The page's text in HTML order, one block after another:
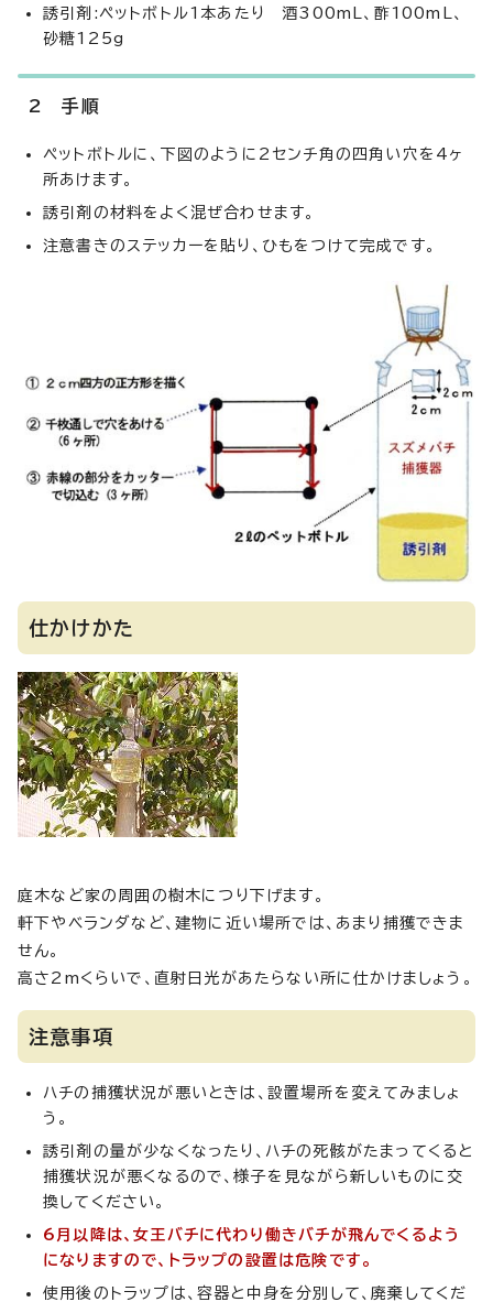
誘引剤:ペットボトル1本あたり 酒300mL、酢100mL、
砂糖125g
2 手順
ペットボトルに、下図のように2センチ角の四角い穴を4ヶ
所あけます。
誘引剤の材料をよく混ぜ合わせます。
注意書きのステッカーを貼り、ひもをつけて完成です。
仕かけかた
庭木など家の周囲の樹木につり下げます。
軒下やベランダなど、建物に近い場所では、あまり捕獲できま
せん。
高さ2mくらいで、直射日光があたらない所に仕かけましょう。
注意事項
ハチの捕獲状況が悪いときは、設置場所を変えてみましょ
う。
誘引剤の量が少なくなったり、ハチの死骸がたまってくると
捕獲状況が悪くなるので、様子を見ながら新しいものに交
換してください。
6月以降は、女王バチに代わり働きバチが飛んでくるよう
になりますので、トラップの設置は危険です。
使用後のトラップは、容器と中身を分別して、廃棄してくだ